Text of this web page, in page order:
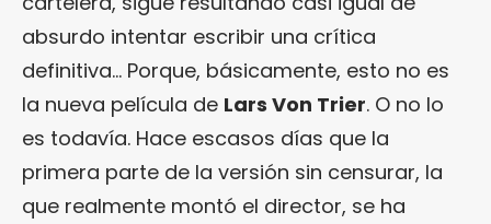
absurdo intentar escribir una crítica
definitiva… Porque, básicamente, esto no es
la nueva película de Lars Von Trier. O no lo
es todavía. Hace escasos días que la
primera parte de la versión sin censurar, la
que realmente montó el director, se ha